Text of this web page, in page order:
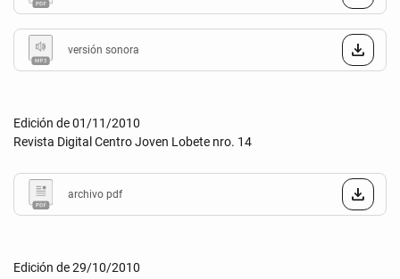
versión sonora
Edición de 01/11/2010
Revista Digital Centro Joven Lobete nro. 14
archivo pdf
Edición de 29/10/2010